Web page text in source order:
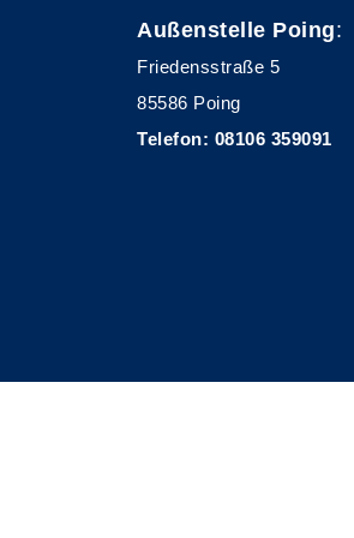
Außenstelle Poing:
Friedensstraße 5
85586 Poing
Telefon: 08106 359091